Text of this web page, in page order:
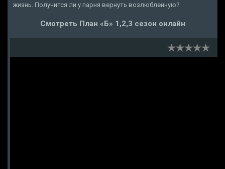
жизнь. Получится ли у парня вернуть возлюбленную?
Смотреть План «Б» 1,2,3 сезон онлайн